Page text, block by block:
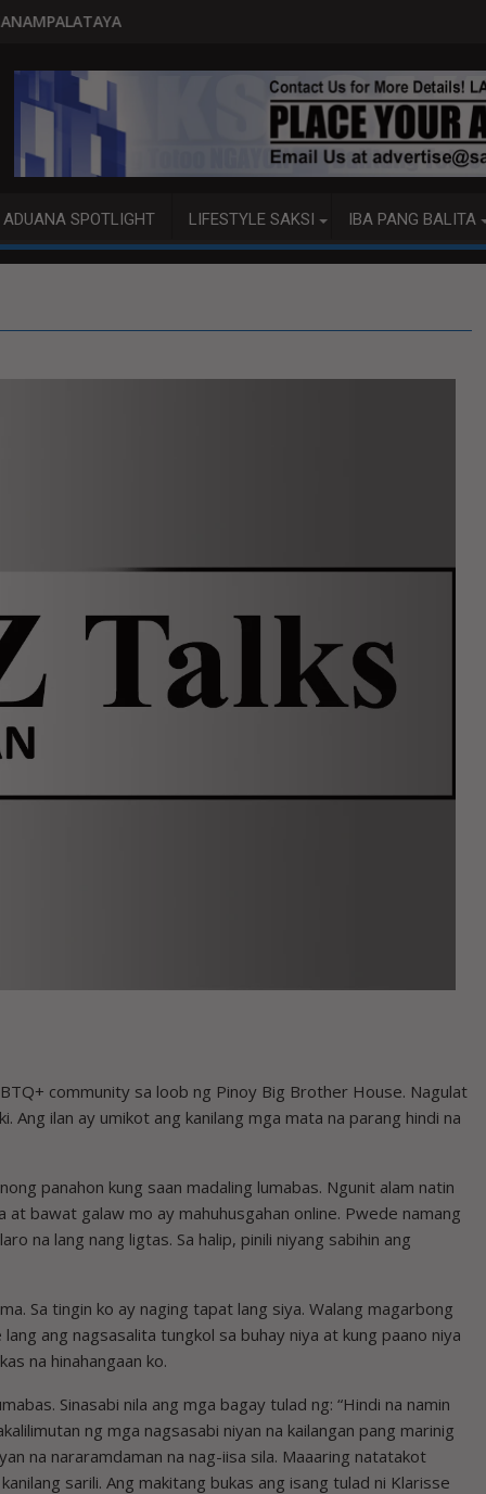
ADUANA SPOTLIGHT LIFESTYLE SAKSI IBA PANG BALITA
community sa loob ng Pinoy Big Brother House. Nagulat
Ang ilan ay umikot ang kanilang mga mata na parang hindi na
panahon kung saan madaling lumabas. Ngunit alam natin
bawat galaw mo ay mahuhusgahan online. Pwede namang
na lang nang ligtas. Sa halip, pinili niyang sabihin ang
Sa tingin ko ay naging tapat lang siya. Walang magarbong
ang nagsasalita tungkol sa buhay niya at kung paano niya
na hinahangaan ko.
Sinasabi nila ang mga bagay tulad ng: “Hindi na namin
ng mga nagsasabi niyan na kailangan pang marinig
na nararamdaman na nag-iisa sila. Maaaring natatakot
sarili. Ang makitang bukas ang isang tulad ni Klarisse